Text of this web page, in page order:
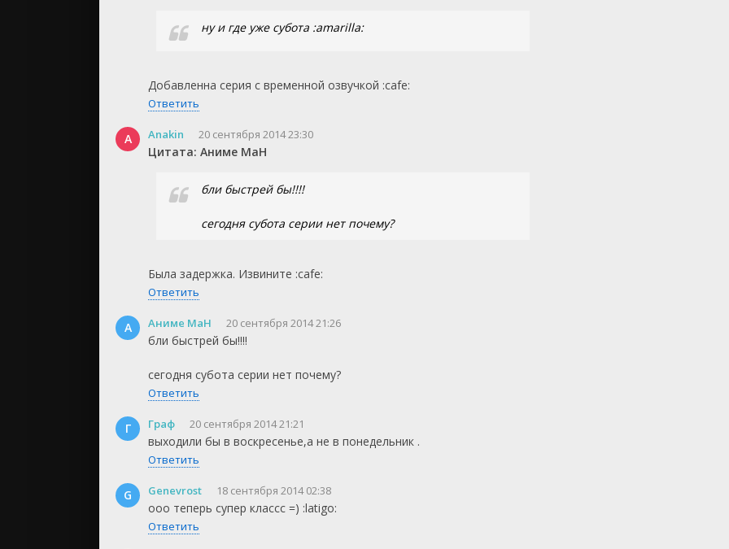
ну и где уже субота :amarilla:
Добавленна серия с временной озвучкой :cafe:
Ответить
A Anakin 20 сентября 2014 23:30
Цитата: Аниме МаН
бли быстрей бы!!!!
сегодня субота серии нет почему?
Была задержка. Извините :cafe:
Ответить
А Аниме МаН 20 сентября 2014 21:26
бли быстрей бы!!!!
сегодня субота серии нет почему?
Ответить
Г Граф 20 сентября 2014 21:21
выходили бы в воскресенье,а не в понедельник .
Ответить
G Genevrost 18 сентября 2014 02:38
ооо теперь супер классс =) :latigo:
Ответить